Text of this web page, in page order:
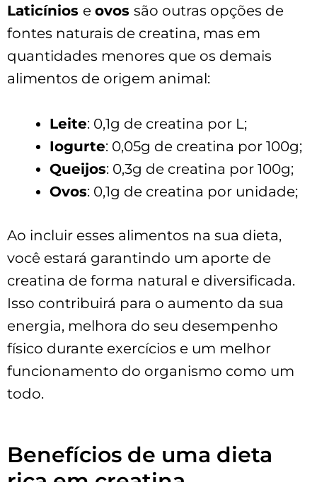
Laticínios e ovos são outras opções de
fontes naturais de creatina, mas em
quantidades menores que os demais
alimentos de origem animal:
Leite: 0,1g de creatina por L;
Iogurte: 0,05g de creatina por 100g;
Queijos: 0,3g de creatina por 100g;
Ovos: 0,1g de creatina por unidade;
Ao incluir esses alimentos na sua dieta,
você estará garantindo um aporte de
creatina de forma natural e diversificada.
Isso contribuirá para o aumento da sua
energia, melhora do seu desempenho
físico durante exercícios e um melhor
funcionamento do organismo como um
todo.
Benefícios de uma dieta